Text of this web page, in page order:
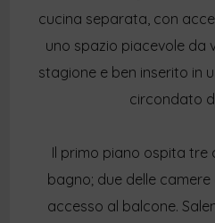
cucina separata, con
uno spazio piacevole da
stagione e ben inserito in
circondato
Il primo piano ospita tre
bagno; due delle
accesso al balcone.